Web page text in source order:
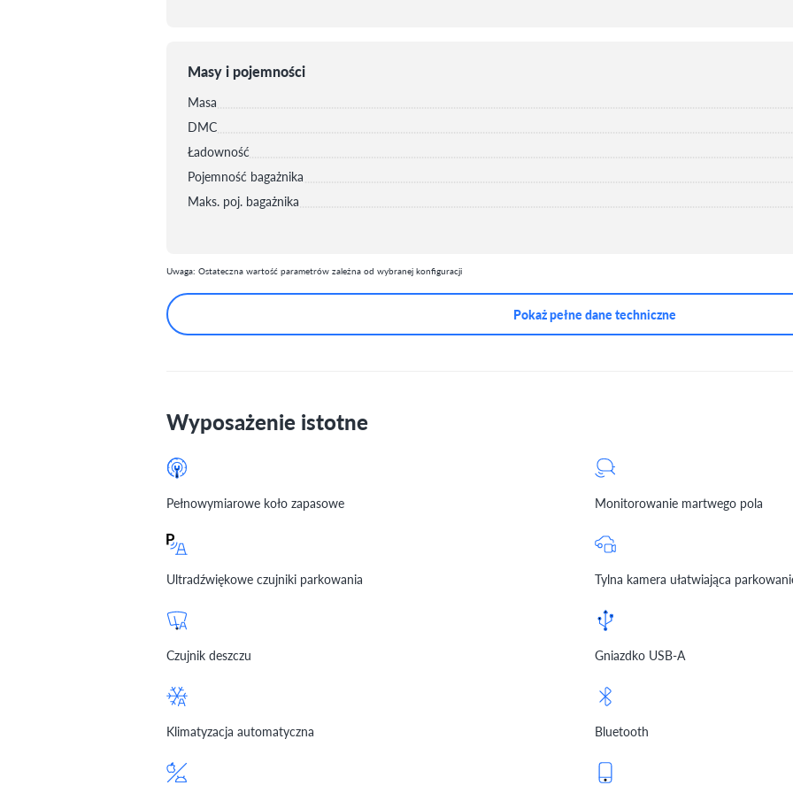
Masy i pojemności
Masa
DMC
Ładowność
Pojemność bagażnika
Maks. poj. bagażnika
Uwaga: Ostateczna wartość parametrów zależna od wybranej konfiguracji
Pokaż pełne dane techniczne
Wyposażenie istotne
Pełnowymiarowe koło zapasowe Monitorowanie martwego pola
Ultradźwiękowe czujniki parkowania Tylna kamera ułatwiająca
Czujnik deszczu Gniazdko USB-A
Klimatyzacja automatyczna Bluetooth